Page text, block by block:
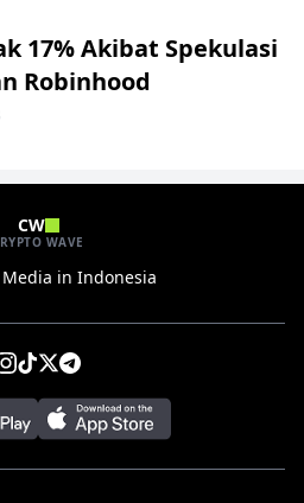
17% Akibat Spekulasi
Robinhood
CW
WAVE
in Indonesia